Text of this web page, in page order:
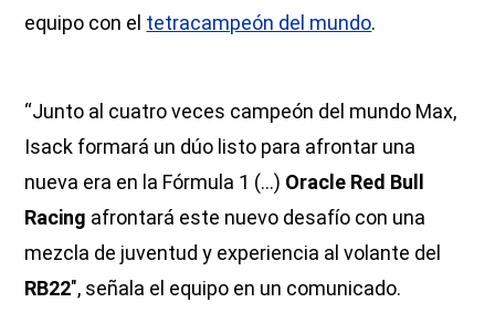
equipo con el tetracampeón del mundo.
“Junto al cuatro veces campeón del mundo Max,
Isack formará un dúo listo para afrontar una
nueva era en la Fórmula 1 (…) Oracle Red Bull
Racing afrontará este nuevo desafío con una
mezcla de juventud y experiencia al volante del
RB22″, señala el equipo en un comunicado.